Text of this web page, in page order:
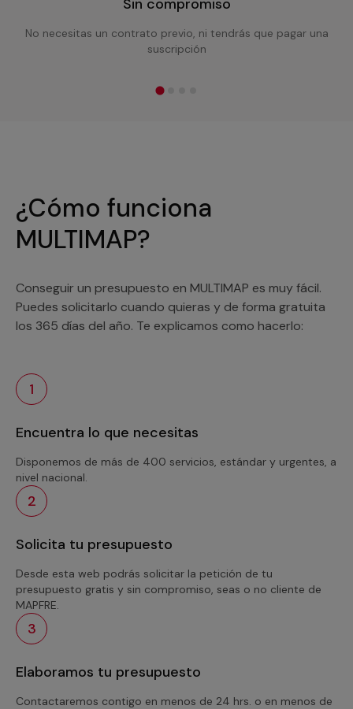
No necesitas un contrato previo, ni tendrás que pagar una
suscripción
¿Cómo funciona
MULTIMAP?
Conseguir un presupuesto en MULTIMAP es muy fácil.
Puedes solicitarlo cuando quieras y de forma gratuita
los 365 días del año. Te explicamos como hacerlo:
1
Encuentra lo que necesitas
Disponemos de más de 400 servicios, estándar y urgentes, a
nivel nacional.
2
Solicita tu presupuesto
Desde esta web podrás solicitar la petición de tu
presupuesto gratis y sin compromiso, seas o no cliente de
MAPFRE.
3
Elaboramos tu presupuesto
Contactaremos contigo en menos de 24 hrs. o en menos de